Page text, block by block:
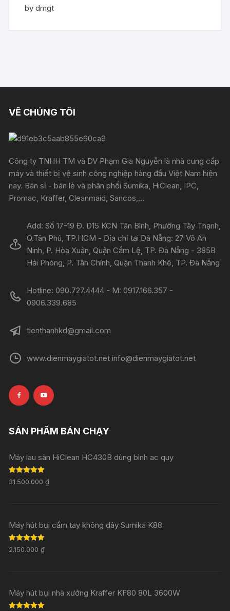
Rated5out
of 5
by dmgt
VỀ CHÚNG TÔI
Công ty TNHH TM và DV Phạm Gia Nguyễn là nhà cung cấp
máy và thiết bị vệ sinh công nghiệp hàng đầu Việt Nam hiện
nay. Bán sỉ - bán lẻ và phân phối Sumika, HiClean, IPC,
Promac, Kraffer, Cleanmaid, Sancos,...
Add: Số 17-19 Đ. D15 KCN Tân Bình, Phường Tây Thạnh,
Q.Tân Phú, TP.HCM - Địa chỉ tại Đà Nẵng: 27 Võ An
Ninh, P. Hòa Xuân, Quận Cẩm Lệ, TP. Đà Nẵng - 385B
Hải Phòng, P. Tân Chính, Quận Thanh Khê, TP. Đà Nẵng
Hotline: 090.727.4444 - M: 0917.166.357 -
0906.339.685
tienthanhkd@gmail.com
www.dienmaygiatot.net info@dienmaygiatot.net
SẢN PHẨM BÁN CHẠY
Máy lau sàn HiClean HC430B dùng bình ac quy
Rated5.00
out of 5
31.500.000₫
Máy hút bụi cầm tay không dây Sumika K88
Rated5.00
out of 5
2.150.000₫
Máy hút bụi nhà xưởng Kraffer KF80 80L 3600W